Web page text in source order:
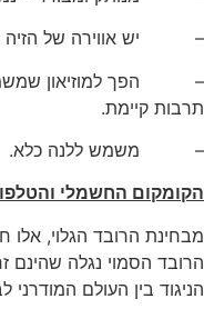
– יש אווירה של הזיה
– הפך למוזיאון שמשמר
תרבות קיימת.
– משמש ללנה כלא.
הקומקום החשמלי
מבחינת הרובד הגלוי, אלו
הרובד הסמוי נגלה שהינם
הניגוד בין העולם המודרני